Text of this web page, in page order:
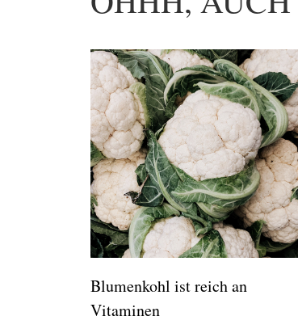
Blumenkohl ist reich an
Vitaminen